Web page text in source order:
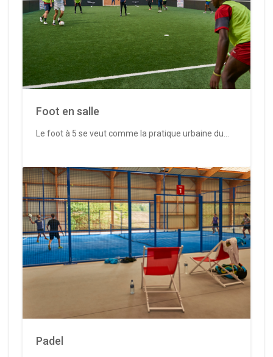
Foot en salle
Le foot à 5 se veut comme la pratique urbaine du...
Padel